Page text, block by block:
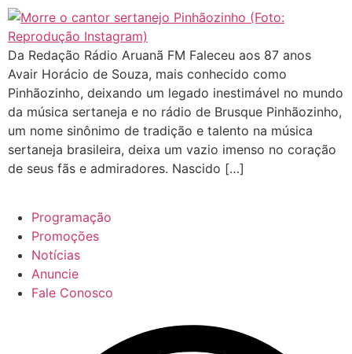
Da Redação Rádio Aruanã FM Faleceu aos 87 anos
Avair Horácio de Souza, mais conhecido como
Pinhãozinho, deixando um legado inestimável no mundo
da música sertaneja e no rádio de Brusque Pinhãozinho,
um nome sinônimo de tradição e talento na música
sertaneja brasileira, deixa um vazio imenso no coração
de seus fãs e admiradores. Nascido […]
Programação
Promoções
Notícias
Anuncie
Fale Conosco